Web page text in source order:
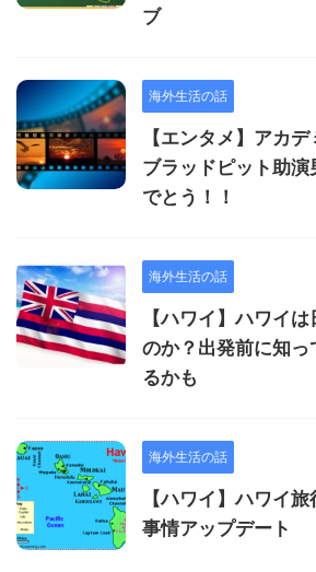
ブ
海外生活の話
【エンタメ】アカ
ブラッドピット助
でとう！！
海外生活の話
【ハワイ】ハワイ
のか？出発前に知っ
るかも
海外生活の話
【ハワイ】ハワイ
事情アップデート